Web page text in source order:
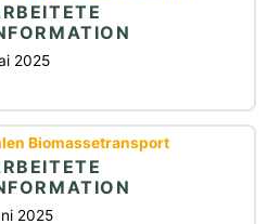
2025
Biomassetransport
2025